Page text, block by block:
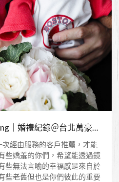
台北婚攝｜Scott & Ching｜婚禮紀錄＠台北萬豪酒店
經由服務的客戶推薦，才能
些嬌羞的你們，希望能透過鏡
些無法言喻的幸福感是來自於
些老舊但也是你們彼此的重要